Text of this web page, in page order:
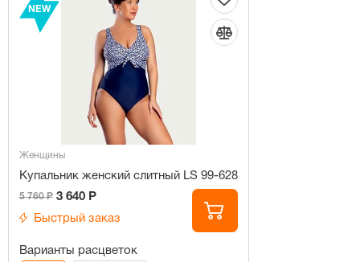
NEW
Женщины
Купальник женский слитный LS 99-628
5 760 Р 3 640 Р
Быстрый заказ
Варианты расцветок